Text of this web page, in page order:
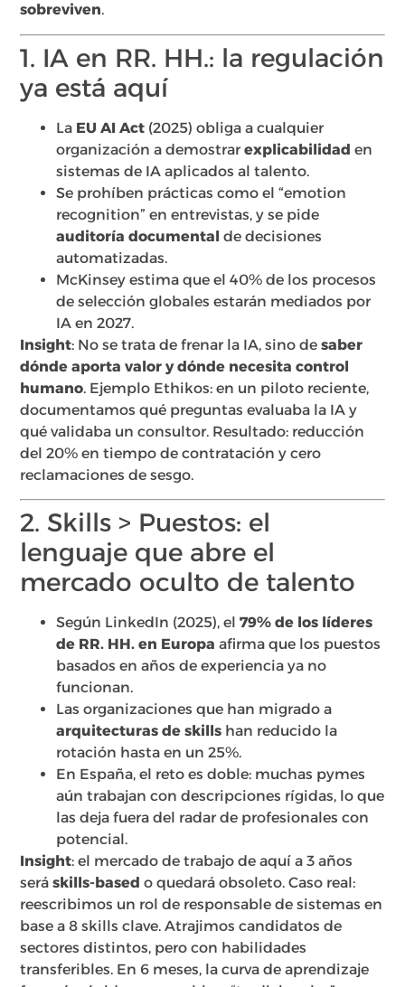
sobreviven.
1. IA en RR. HH.: la regulación
ya está aquí
La EU AI Act (2025) obliga a cualquier
organización a demostrarexplicabilidad en
sistemas de IA aplicados al talento.
Se prohíben prácticas como el “emotion
recognition” en entrevistas, y se pide
auditoría documental de decisiones
automatizadas.
McKinsey estima que el 40% de los procesos
de selección globales estarán mediados por
IA en 2027.
Insight: No se trata de frenar la IA, sino desaber
dónde aporta valor y dónde necesita control
humano. Ejemplo Ethikos: en un piloto reciente,
documentamos qué preguntas evaluaba la IA y
qué validaba un consultor. Resultado: reducción
del 20% en tiempo de contratación y cero
reclamaciones de sesgo.
2. Skills > Puestos: el
lenguaje que abre el
mercado oculto de talento
Según LinkedIn (2025), el79% de los líderes
de RR. HH. en Europa afirma que los puestos
basados en años de experiencia ya no
funcionan.
Las organizaciones que han migrado a
arquitecturas de skills han reducido la
rotación hasta en un 25%.
En España, el reto es doble: muchas pymes
aún trabajan con descripciones rígidas, lo que
las deja fuera del radar de profesionales con
potencial.
Insight: el mercado de trabajo de aquí a 3 años
seráskills-based o quedará obsoleto. Caso real:
reescribimos un rol de responsable de sistemas en
base a 8 skills clave. Atrajimos candidatos de
sectores distintos, pero con habilidades
transferibles. En 6 meses, la curva de aprendizaje